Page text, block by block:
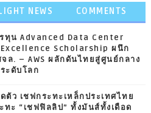
NEWS COMMENTS
รทุน Advanced Data Center
Scholarship ผนึก
ล. – AWS ผลักดันไทยสู่ศูนย์กลาง
ะดับโลก
ดตัว เชฟกระทะเหล็กประเทศไทย
ทะ “เชฟฟิลลิป” ทั้งมันส์ทั้งเดือด